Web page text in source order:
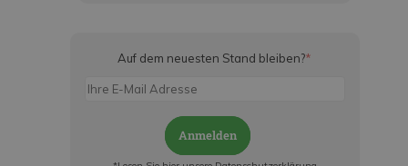
Auf dem neuesten Stand bleiben?*
Anmelden